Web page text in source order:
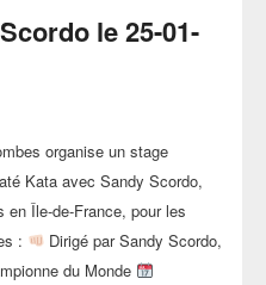
le 25-01-
organise un stage
Kata avec Sandy Scordo,
en Île-de-France, pour les
:
Dirigé par Sandy Scordo,
du Monde